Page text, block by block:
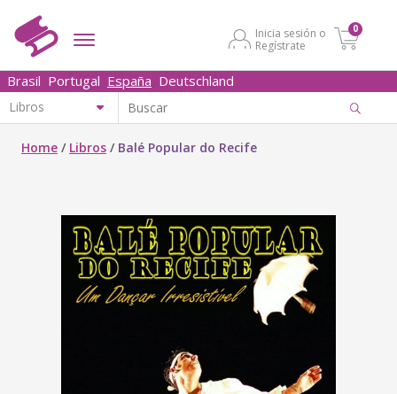
Inicia sesión o
Regístrate
0
Brasil Portugal España Deutschland
Home / Libros / Balé Popular do Recife